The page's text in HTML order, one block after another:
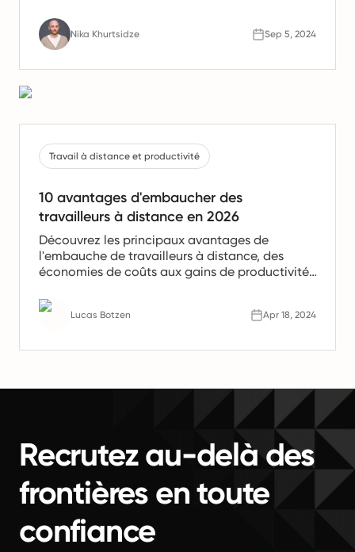
Nika Khurtsidze Sep 5, 2024
Travail à distance et productivité
10 avantages d'embaucher des
travailleurs à distance en 2026
Découvrez les principaux avantages de
l'embauche de travailleurs à distance, des
économies de coûts aux gains de productivité.
l'avenir du travail.
Lucas Botzen Apr 18, 2024
Recrutez au-delà des
frontières en toute
confiance